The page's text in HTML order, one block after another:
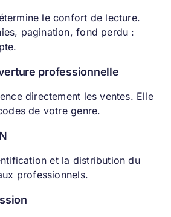
le confort de lecture.
pagination, fond perdu :
professionnelle
directement les ventes. Elle
de votre genre.
et la distribution du
professionnels.